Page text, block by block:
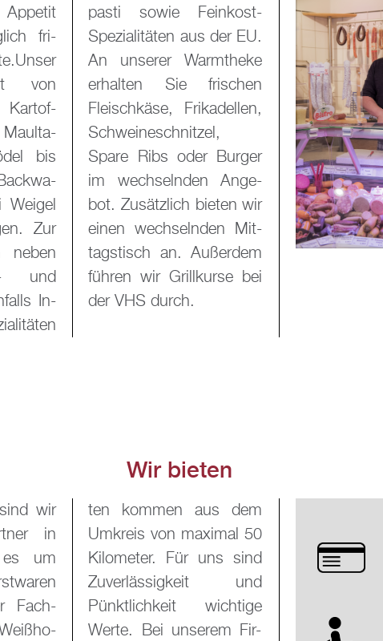
fri­
von
Kar­tof­
bis
Wei­gel
Zur
neben
und
In­
der EU.
Bur­ger
An­ge­
wir
Mit­
bei
der VHS durch.
Wir bie­ten
wir
in
es um
Fach­
dem
50
sind
und
Fir­